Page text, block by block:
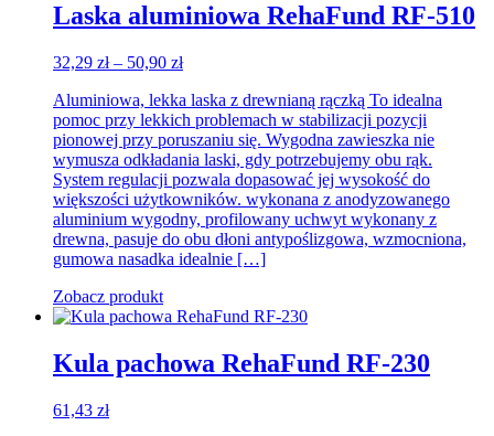
Laska aluminiowa RehaFund RF-510
32,29 zł – 50,90 złZakres
od
32,29 zł
do
50,90 zł
Aluminiowa, lekka laska z drewnianą rączką To idealna
pomoc przy lekkich problemach w stabilizacji pozycji
pionowej przy poruszaniu się. Wygodna zawieszka nie
wymusza odkładania laski, gdy potrzebujemy obu rąk.
System regulacji pozwala dopasować jej wysokość do
większości użytkowników. wykonana z anodyzowanego
aluminium wygodny, profilowany uchwyt wykonany z
drewna, pasuje do obu dłoni antypoślizgowa, wzmocniona,
gumowa nasadka idealnie […]
Zobacz produkt
Kula pachowa RehaFund RF-230
61,43 zł